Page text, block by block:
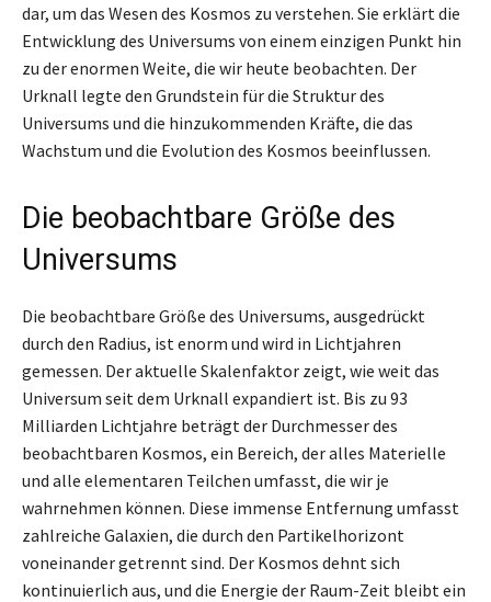
dar, um das Wesen des Kosmos zu verstehen. Sie erklärt die
Entwicklung des Universums von einem einzigen Punkt hin
zu der enormen Weite, die wir heute beobachten. Der
Urknall legte den Grundstein für die Struktur des
Universums und die hinzukommenden Kräfte, die das
Wachstum und die Evolution des Kosmos beeinflussen.
Die beobachtbare Größe des
Universums
Die beobachtbare Größe des Universums, ausgedrückt
durch den Radius, ist enorm und wird in Lichtjahren
gemessen. Der aktuelle Skalenfaktor zeigt, wie weit das
Universum seit dem Urknall expandiert ist. Bis zu 93
Milliarden Lichtjahre beträgt der Durchmesser des
beobachtbaren Kosmos, ein Bereich, der alles Materielle
und alle elementaren Teilchen umfasst, die wir je
wahrnehmen können. Diese immense Entfernung umfasst
zahlreiche Galaxien, die durch den Partikelhorizont
voneinander getrennt sind. Der Kosmos dehnt sich
kontinuierlich aus, und die Energie der Raum-Zeit bleibt ein